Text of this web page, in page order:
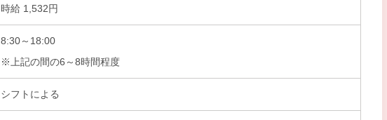
時給 1,532円
8:30～18:00
※上記の間の6～8時間程度
シフトによる